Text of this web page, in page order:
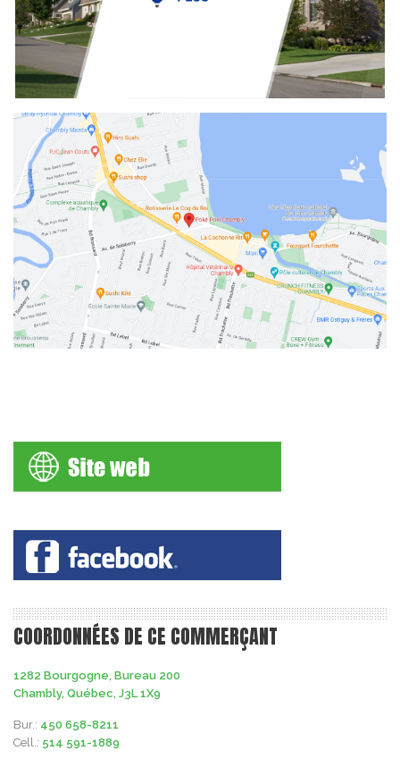
COORDONNÉES DE CE COMMERÇANT
1282 Bourgogne, Bureau 200
Chambly, Québec, J3L 1X9
Bur.: 450 658-8211
Cell.: 514 591-1889